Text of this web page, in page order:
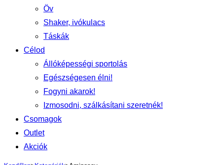
Öv
Shaker, ivókulacs
Táskák
Célod
Állóképességi sportolás
Egészségesen élni!
Fogyni akarok!
Izmosodni, szálkásítani szeretnék!
Csomagok
Outlet
Akciók